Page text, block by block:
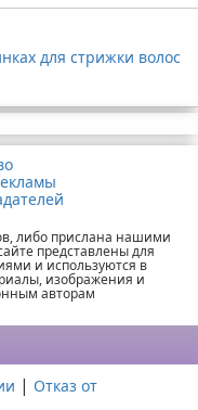
для стрижки волос
либо прислана нашими
представлены для
и используются в
изображения и
авторам
| Отказ от